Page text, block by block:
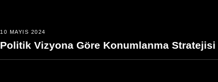
10 MAYIS 2024
Politik Vizyona Göre Konumlanma Stratejisi